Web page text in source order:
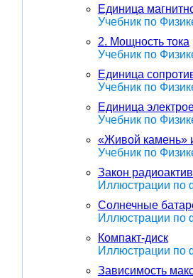
Единица
Учебник по
2. Мощность тока
Учебник по
Единица
Учебник по
Единица
Учебник по
«Живой камень»
Учебник по
Закон
Иллюстрации по
Солнечные
Иллюстрации по
Компакт-диск
Иллюстрации по
Зависимость